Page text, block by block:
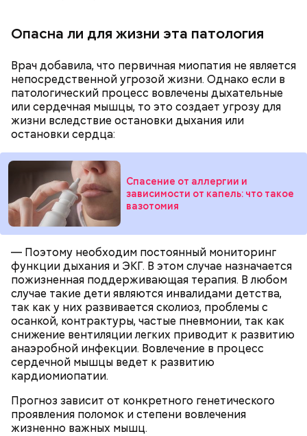
Опасна ли для жизни эта патология
Врач добавила, что первичная миопатия не является
непосредственной угрозой жизни. Однако если в
патологический процесс вовлечены дыхательные
или сердечная мышцы, то это создает угрозу для
жизни вследствие остановки дыхания или
остановки сердца:
Спасение от аллергии и
зависимости от капель: что такое
вазотомия
— Поэтому необходим постоянный мониторинг
функции дыхания и ЭКГ. В этом случае назначается
пожизненная поддерживающая терапия. В любом
случае такие дети являются инвалидами детства,
так как у них развивается сколиоз, проблемы с
осанкой, контрактуры, частые пневмонии, так как
снижение вентиляции легких приводит к развитию
анаэробной инфекции. Вовлечение в процесс
сердечной мышцы ведет к развитию
кардиомиопатии.
Прогноз зависит от конкретного генетического
проявления поломок и степени вовлечения
жизненно важных мышц.
День малины со сливками отмечается в США в
честь вкусового сочетания этой ягоды со сливками.
В этот праздник люди едят не только малину со
сливками, но и другие десерты на основе этих
двух ингредиентов. Их можно купить в магазине
или сделать самостоятельно вместе со своими
родными и близкими.
— Кабачки нужно натереть длинными слайсами
(это можно сделать на специальной терке),
похожими на спагетти, и уложить в противень.
Дальше нужно добавить немного растительного
масла, соль, а сверху бросить хаотично
порезанную брынзу. Затем добавляются помидоры
Противень ставится в духовку, разогретую до 180–
190 градусов. Спагетти из кабачка нужно запекать
25–30 минут.
Также не нужно есть дыню до корки, потому что
именно там скапливаются нитраты. И важно
тщательно ее мыть, чтобы не отравиться, добавила
собеседница «ВМ».